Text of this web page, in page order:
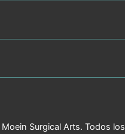
Surgical Arts. Todos los